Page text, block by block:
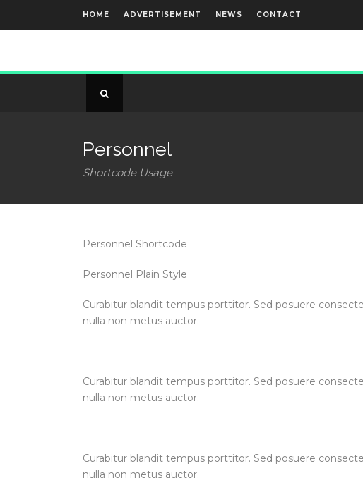
HOME ADVERTISEMENT NEWS CONTACT
Personnel
Shortcode Usage
Personnel Shortcode
Personnel Plain Style
Curabitur blandit tempus porttitor. Sed posuere
nulla non metus auctor.
Curabitur blandit tempus porttitor. Sed posuere
nulla non metus auctor.
Curabitur blandit tempus porttitor. Sed posuere
nulla non metus auctor.